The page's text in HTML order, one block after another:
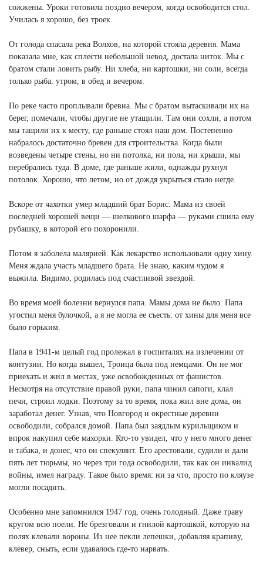
сожжены. Уроки готовила поздно вечером, когда освободится стол.
Училась я хорошо, без троек.
От голода спасала река Волхов, на которой стояла деревня. Мама
показала мне, как сплести небольшой невод, достала ниток. Мы с
братом стали ловить рыбу. Ни хлеба, ни картошки, ни соли, всегда
только рыба: утром, в обед и вечером.
По реке часто проплывали бревна. Мы с братом вытаскивали их на
берег, помечали, чтобы другие не утащили. Там они сохли, а потом
мы тащили их к месту, где раньше стоял наш дом. Постепенно
набралось достаточно бревен для строительства. Когда были
возведены четыре стены, но ни потолка, ни пола, ни крыши, мы
перебрались туда. В доме, где раньше жили, однажды рухнул
потолок. Хорошо, что летом, но от дождя укрыться стало негде.
Вскоре от чахотки умер младший брат Борис. Мама из своей
последней хорошей вещи — шелкового шарфа — руками сшила ему
рубашку, в которой его похоронили.
Потом я заболела малярией. Как лекарство использовали одну хину.
Меня ждала участь младшего брата. Не знаю, каким чудом я
выжила. Видимо, родилась под счастливой звездой.
Во время моей болезни вернулся папа. Мамы дома не было. Папа
угостил меня булочкой, а я не могла ее съесть: от хины для меня все
было горьким.
Папа в 1941-м целый год пролежал в госпиталях на излечении от
контузии. Но когда вышел, Троица была под немцами. Он не мог
приехать и жил в местах, уже освобожденных от фашистов.
Несмотря на отсутствие правой руки, папа чинил сапоги, клал
печи, строил лодки. Поэтому за то время, пока жил вне дома, он
заработал денег. Узнав, что Новгород и окрестные деревни
освободили, собрался домой. Папа был заядлым курильщиком и
впрок накупил себе махорки. Кто-то увидел, что у него много денег
и табака, и донес, что он спекулянт. Его арестовали, судили и дали
пять лет тюрьмы, но через три года освободили, так как он инвалид
войны, имел награду. Такое было время: ни за что, просто по кляузе
могли посадить.
Особенно мне запомнился 1947 год, очень голодный. Даже траву
кругом всю поели. Не брезговали и гнилой картошкой, которую на
полях клевали вороны. Из нее пекли лепешки, добавляя крапиву,
клевер, сныть, если удавалось где-то нарвать.